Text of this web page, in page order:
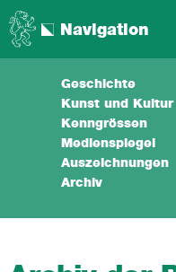
Navigation
Geschichte
Kunst und Kultur
Kenngrössen
Medienspiegel
Auszeichnungen
Archiv